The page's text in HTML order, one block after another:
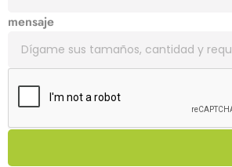
mensaje